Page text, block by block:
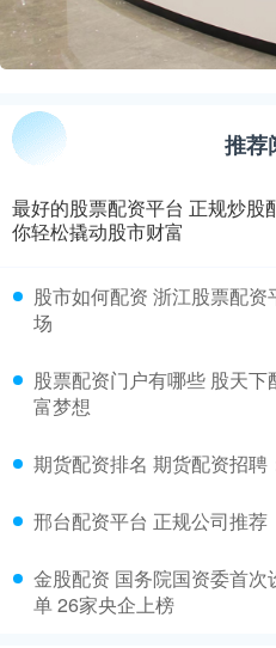
推荐
最好的股票配资平台 正规炒股
你轻松撬动股市财富
股市如何配资 浙江股票配
场
股票配资门户有哪些 股天
富梦想
期货配资排名 期货配资招
​邢台配资平台 正规公司推荐
金股配资 国务院国资委首
单 26家央企上榜